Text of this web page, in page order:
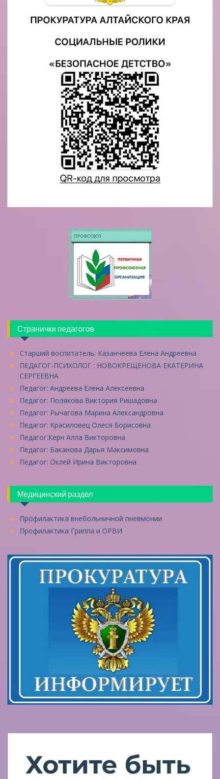
Странички педагогов
Старший воспитатель: Казанчеева Елена Андреевна
ПЕДАГОГ-ПСИХОЛОГ : НОВОКРЕЩЕНОВА ЕКАТЕРИНА
СЕРГЕЕВНА
Педагог: Андреева Елена Алексеевна
Педагог: Полякова Виктория Ришадовна
Педагог: Рычагова Марина Александровна
Педагог: Красиловец Олеся Борисовна
Педагог:Керн Алла Викторовна
Педагог: Баканова Дарья Максимовна
Педагог: Оклей Ирина Викторовна
Медицинский раздел
Профилактика внебольничной пневмонии
Профилактика Гриппа и ОРВИ